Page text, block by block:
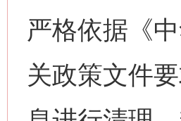
严格依据《
关政策文件